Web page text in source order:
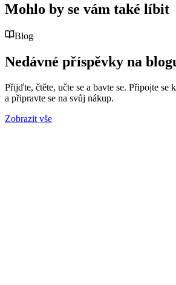
Mohlo by se vám také líbit
Blog
Nedávné příspěvky na
Přijďte, čtěte, učte se a bavte se. Připojte se
a připravte se na svůj nákup.
Zobrazit vše